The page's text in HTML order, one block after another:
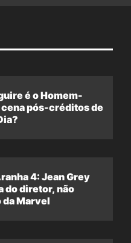
é o Homem-
cena pós-créditos de
4: Jean Grey
do diretor, não
Marvel